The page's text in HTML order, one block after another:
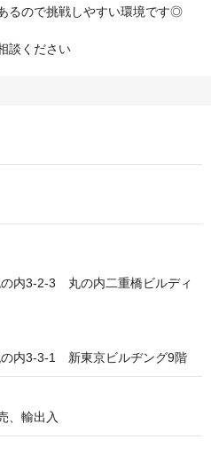
るので挑戦しやすい環境です◎
談ください
内3-2-3　丸の内二重橋ビルディ
内3-3-1　新東京ビルヂング9階
、輸出入